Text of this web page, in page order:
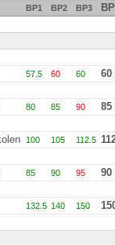
BP1 BP2 BP3 BP
57.5 60 60
60
80 85 90
85
100 105 112.5
85 90 95
90
132.5 140 150